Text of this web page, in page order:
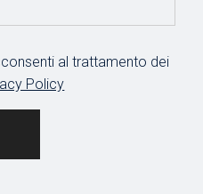
al trattamento dei
Policy